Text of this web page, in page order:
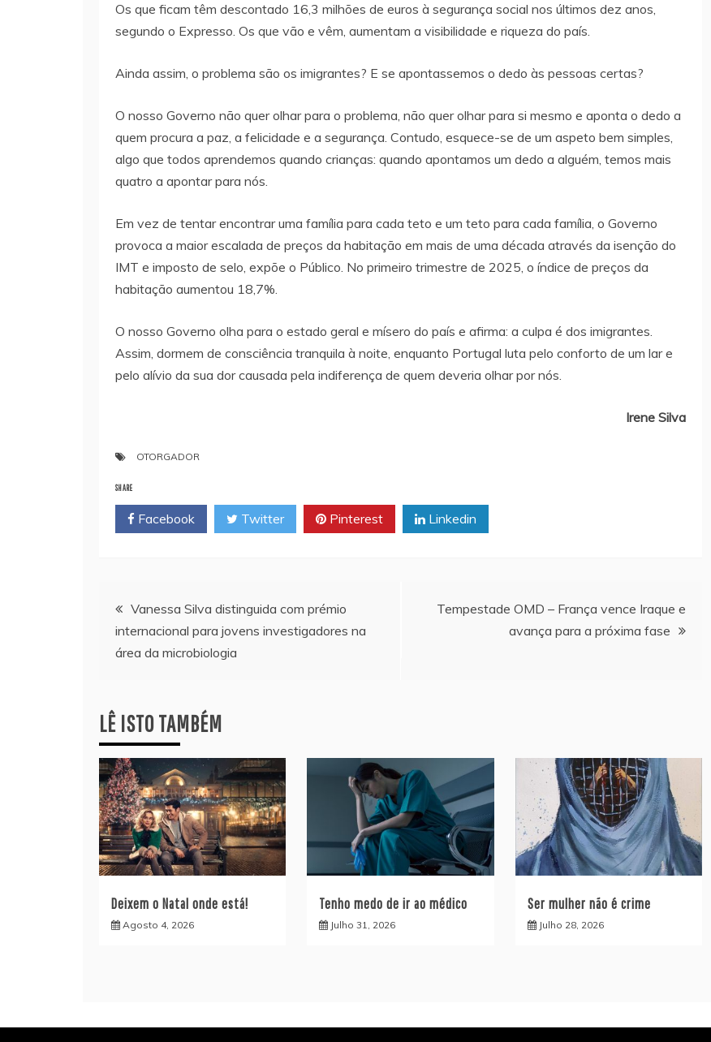
Os que ficam têm descontado 16,3 milhões de euros à segurança social nos últimos dez anos,
segundo o Expresso. Os que vão e vêm, aumentam a visibilidade e riqueza do país.
Ainda assim, o problema são os imigrantes? E se apontassemos o dedo às pessoas certas?
O nosso Governo não quer olhar para o problema, não quer olhar para si mesmo e aponta o dedo a
quem procura a paz, a felicidade e a segurança. Contudo, esquece-se de um aspeto bem simples,
algo que todos aprendemos quando crianças: quando apontamos um dedo a alguém, temos mais
quatro a apontar para nós.
Em vez de tentar encontrar uma família para cada teto e um teto para cada família, o Governo
provoca a maior escalada de preços da habitação em mais de uma década através da isenção do
IMT e imposto de selo, expõe o Público. No primeiro trimestre de 2025, o índice de preços da
habitação aumentou 18,7%.
O nosso Governo olha para o estado geral e mísero do país e afirma: a culpa é dos imigrantes.
Assim, dormem de consciência tranquila à noite, enquanto Portugal luta pelo conforto de um lar e
pelo alívio da sua dor causada pela indiferença de quem deveria olhar por nós.
Irene Silva
OTORGADOR
SHARE
Facebook Twitter Pinterest Linkedin
Navegação
de
Vanessa Silva distinguida com prémio
internacional para jovens investigadores na
área da microbiologia
Tempestade OMD – França vence Iraque e
avança para a próxima fase
LÊ ISTO TAMBÉM
Deixem o Natal onde está!
Agosto 4, 2026
Tenho medo de ir ao médico
Julho 31, 2026
Ser mulher não é crime
Julho 28, 2026